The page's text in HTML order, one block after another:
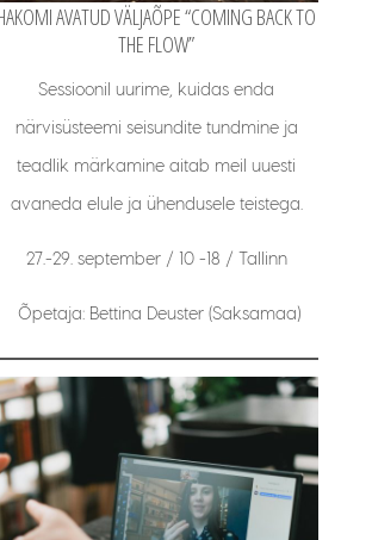
AVATUD VÄLJAÕPE “COMING BACK TO
THE FLOW”
Sessioonil uurime, kuidas enda
närvisüsteemi seisundite tundmine ja
teadlik märkamine aitab meil uuesti
avaneda elule ja ühendusele teistega.
27.-29. september / 10 -18 / Tallinn
Õpetaja: Bettina Deuster (Saksamaa)